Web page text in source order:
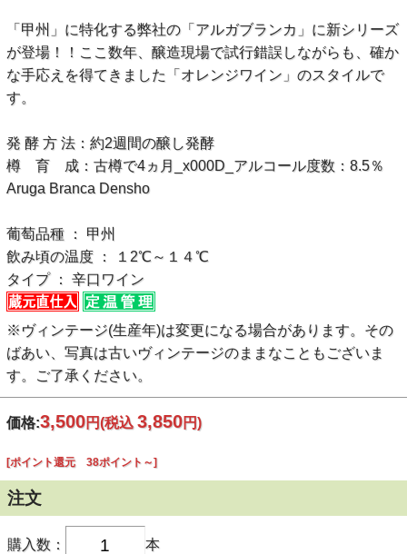
「甲州」に特化する弊社の「アルガブランカ」に新シリーズ
が登場！！ここ数年、醸造現場で試行錯誤しながらも、確か
な手応えを得てきました「オレンジワイン」のスタイルで
す。
発 酵 方 法：約2週間の醸し発酵
樽 育 成：古樽で4ヵ月_x000D_アルコール度数：8.5％
Aruga Branca Densho
葡萄品種 ： 甲州
飲み頃の温度 ： １2℃～１４℃
タイプ ： 辛口ワイン
※ヴィンテージ(生産年)は変更になる場合があります。その
ばあい、写真は古いヴィンテージのままなこともございま
す。ご了承ください。
価格:3,500円(税込 3,850円)
[ポイント還元 38ポイント～]
注文
購入数： 本